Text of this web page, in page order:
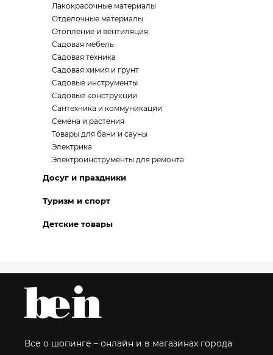
Лакокрасочные материалы
Отделочные материалы
Отопление и вентиляция
Садовая мебель
Садовая техника
Садовая химия и грунт
Садовые инструменты
Садовые конструкции
Сантехника и коммуникации
Семена и растения
Товары для бани и сауны
Электрика
Электроинструменты для ремонта
Досуг и праздники
Туризм и спорт
Детские товары
Все о шопинге – онлайн и в магазинах города